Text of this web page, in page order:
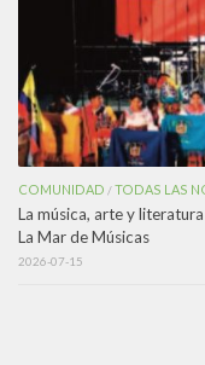
COMUNIDAD /TODAS LAS
La música, arte y
La Mar de Músicas
2026-07-15